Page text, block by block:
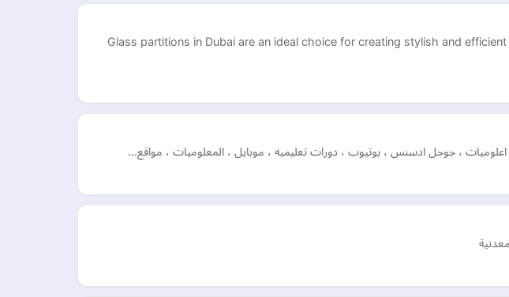
Glass partitions in Dubai are an ideal choice for creating stylish and
اعلوميات ، جوجل ادسنس ، يوتيوب ، دورات تعليميه ، موبايل ، المعلوميات ، مواقع…